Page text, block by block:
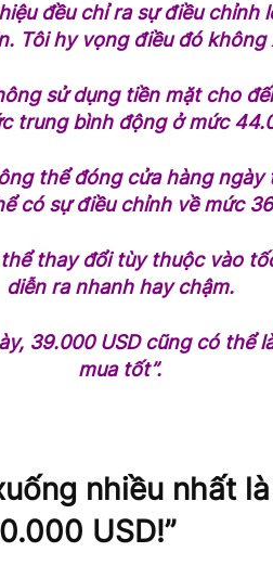
đều chỉ ra sự điều chỉnh
Tôi hy vọng điều đó không
sử dụng tiền mặt cho
trung bình động ở mức
thể đóng cửa hàng ngày
có sự điều chỉnh về mức
thay đổi tùy thuộc vào
diễn ra nhanh hay chậm.
39.000 USD cũng có thể
mua tốt”.
nhiều nhất
USD!”